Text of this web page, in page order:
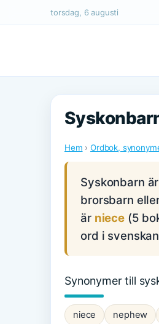
torsdag, 6 augusti
Hem ›Ordbok,
Syskonbarn
brorsbarn
är niece (5
ord i
Synonymer till
niece nephew